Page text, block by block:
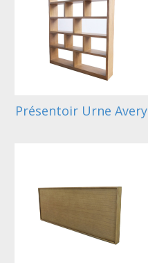
Présentoir Urne Avery